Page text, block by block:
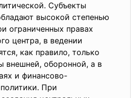
Субъекты
высокой степенью
ограниченных правах
центра, в ведении
как правило, только
внешней, оборонной, а в
и финансово-
При